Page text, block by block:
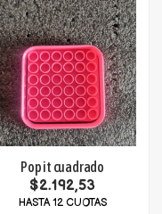
Pop it cuadrado
$2.192,53
HASTA 12 CUOTAS